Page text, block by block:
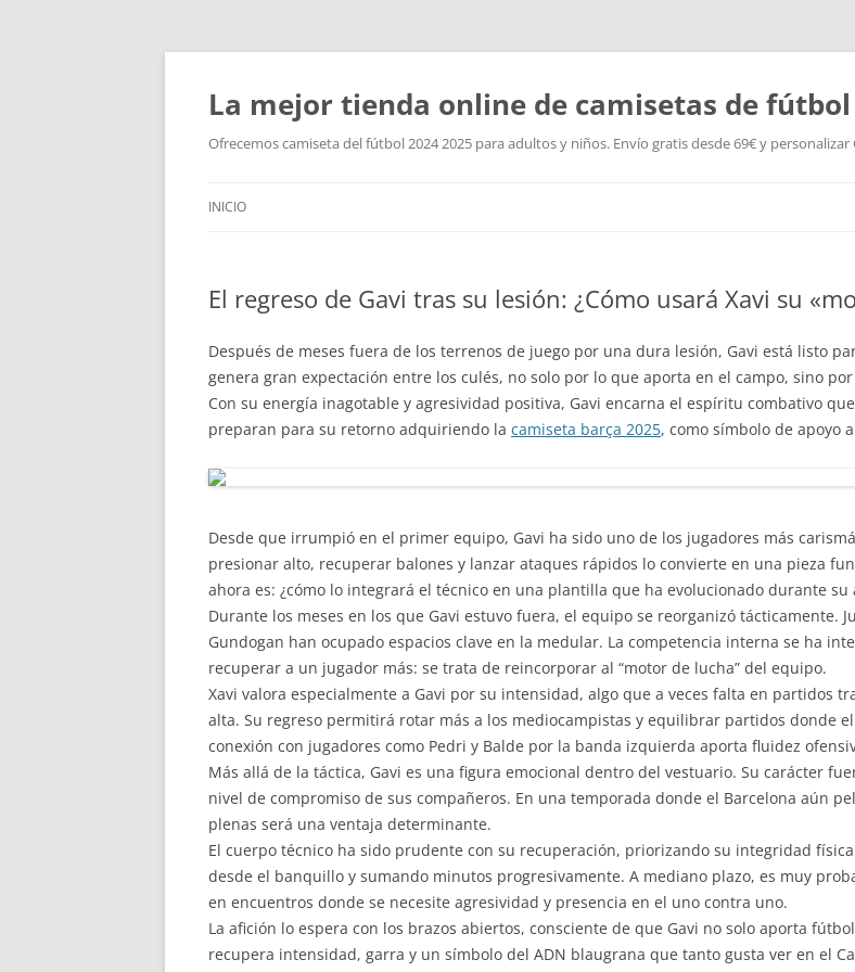
La mejor tienda online de camisetas de fútbol
Ofrecemos camiseta del fútbol 2024 2025 para adultos y niños. Envío gratis desde 69€ y personalizar
INICIO
El regreso de Gavi tras su lesión: ¿Cómo usará Xavi su
Después de meses fuera de los terrenos de juego por una dura lesión, Gavi está listo
genera gran expectación entre los culés, no solo por lo que aporta en el campo, sino
Con su energía inagotable y agresividad positiva, Gavi encarna el espíritu combativo
preparan para su retorno adquiriendo la camiseta barça 2025, como símbolo de apoyo
Desde que irrumpió en el primer equipo, Gavi ha sido uno de los jugadores más
presionar alto, recuperar balones y lanzar ataques rápidos lo convierte en una pieza
ahora es: ¿cómo lo integrará el técnico en una plantilla que ha evolucionado durante su
Durante los meses en los que Gavi estuvo fuera, el equipo se reorganizó tácticamente.
Gundogan han ocupado espacios clave en la medular. La competencia interna se ha
recuperar a un jugador más: se trata de reincorporar al “motor de lucha” del equipo.
Xavi valora especialmente a Gavi por su intensidad, algo que a veces falta en partidos
alta. Su regreso permitirá rotar más a los mediocampistas y equilibrar partidos donde
conexión con jugadores como Pedri y Balde por la banda izquierda aporta fluidez
Más allá de la táctica, Gavi es una figura emocional dentro del vestuario. Su carácter
nivel de compromiso de sus compañeros. En una temporada donde el Barcelona aún
plenas será una ventaja determinante.
El cuerpo técnico ha sido prudente con su recuperación, priorizando su integridad
desde el banquillo y sumando minutos progresivamente. A mediano plazo, es muy
en encuentros donde se necesite agresividad y presencia en el uno contra uno.
La afición lo espera con los brazos abiertos, consciente de que Gavi no solo aporta
recupera intensidad, garra y un símbolo del ADN blaugrana que tanto gusta ver en el